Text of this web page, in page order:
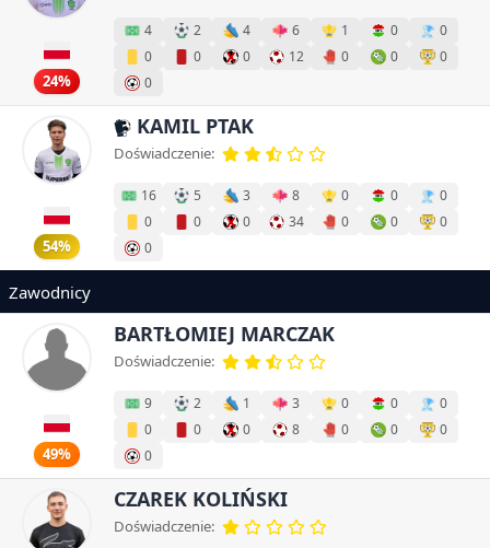
24%
4 2 4 6 1 0
0
0
0 0 12 0 0
0
0
54%
KAMIL PTAK
Doświadczenie:
16 5 3 8 0 0
0
0
0 0 34 0 0
0
0
Zawodnicy
49%
BARTŁOMIEJ MARCZAK
Doświadczenie:
9 2 1 3 0 0
0
0
0 0 8 0 0
0
0
CZAREK KOLIŃSKI
Doświadczenie: